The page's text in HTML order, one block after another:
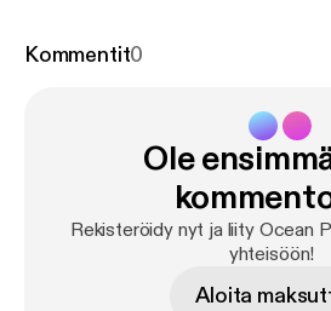
Great White Shark life cycles,
Mortality rates? How do we
Sharks? Why are they crucial to
Kommentit0
Ole
Rekisteröidy nyt ja liity Ocean
yhteisöön!
Aloita